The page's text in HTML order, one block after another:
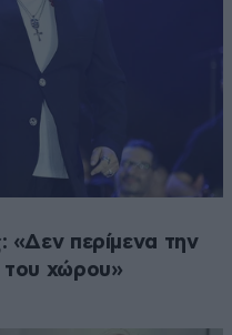
περίμενα την
του χώρου»